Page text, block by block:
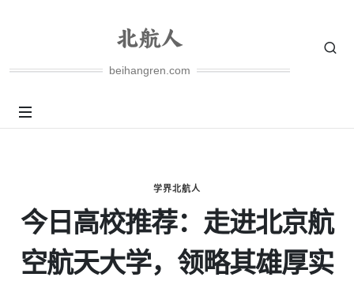
beihangren.com
学界北航人
今日高校推荐：走进北京航
空航天大学，领略其雄厚实